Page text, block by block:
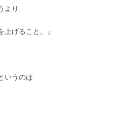
より
上げること。』
いうのは